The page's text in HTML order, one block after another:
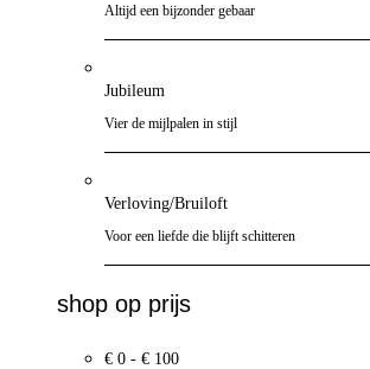
Altijd een bijzonder gebaar
Jubileum
Vier de mijlpalen in stijl
Verloving/Bruiloft
Voor een liefde die blijft schitteren
shop op prijs
€ 0 - € 100